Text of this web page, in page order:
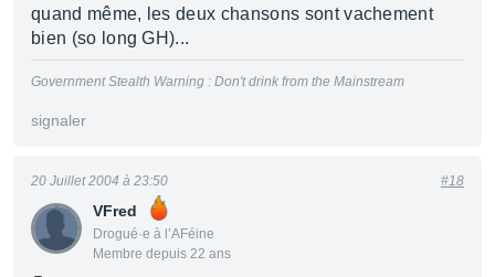
quand même, les deux chansons sont vachement
bien (so long GH)...
Government Stealth Warning : Don't drink from the Mainstream
signaler
VFred
Drogué·e à l’AFéine
Membre depuis 22 ans
20 Juillet 2004 à 23:50 #18